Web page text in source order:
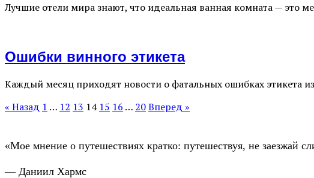
Лучшие отели мира знают, что идеальная ванная комната —
Ошибки винного этикета
Каждый месяц приходят новости о фатальных ошибках этикета
« Назад 1 … 12 13 14 15 16 … 20Вперед »
«Мое мнение о путешествиях кратко: путешествуя, не заезжай
— Даниил Хармс